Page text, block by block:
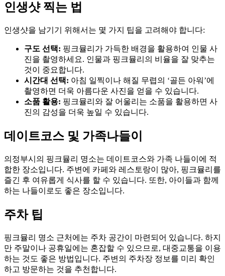
인생샷 찍는 법
인생샷을 남기기 위해서는 몇 가지 팁을 고려해야 합니다:
구도 선택: 핑크뮬리가 가득한 배경을 활용하여 인물 사
진을 촬영하세요. 인물과 핑크뮬리의 비율을 잘 맞추는
것이 중요합니다.
시간대 선택: 아침 일찍이나 해질 무렵의 ‘골든 아워’에
촬영하면 더욱 아름다운 사진을 얻을 수 있습니다.
소품 활용: 핑크뮬리와 잘 어울리는 소품을 활용하면 사
진의 감성을 더욱 높일 수 있습니다.
데이트코스 및 가족나들이
의정부시의 핑크뮬리 명소는 데이트코스와 가족 나들이에 적
합한 장소입니다. 주변에 카페와 레스토랑이 많아, 핑크뮬리를
즐긴 후 여유롭게 식사를 할 수 있습니다. 또한, 아이들과 함께
하는 나들이로도 좋은 장소입니다.
주차 팁
핑크뮬리 명소 근처에는 주차 공간이 마련되어 있습니다. 하지
만 주말이나 공휴일에는 혼잡할 수 있으므로, 대중교통을 이용
하는 것도 좋은 방법입니다. 주변의 주차장 정보를 미리 확인
하고 방문하는 것을 추천합니다.